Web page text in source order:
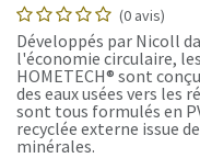
(0 avis)
Développés par Nicoll
l'économie circulaire,
HOMETECH® sont
des eaux usées vers les
sont tous formulés en
recyclée externe issue
minérales.